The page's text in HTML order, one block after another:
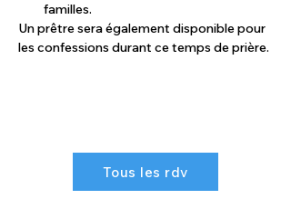
familles.
Un prêtre sera également disponible pour
les confessions durant ce temps de prière.
Tous les rdv